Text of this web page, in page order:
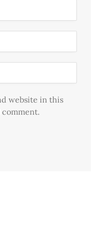
website in this